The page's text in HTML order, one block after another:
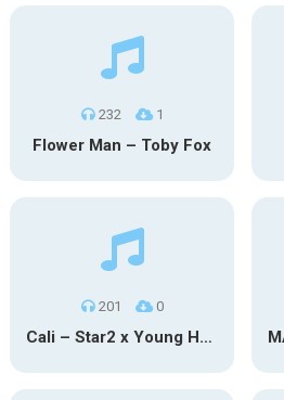
232 1
Flower Man – Toby Fox
201 0
Cali – Star2 x Young Henny